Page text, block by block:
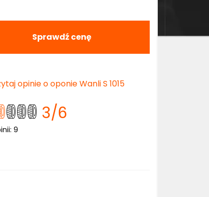
Sprawdź cenę
opinie o oponie Wanli S 1015
3/6
9